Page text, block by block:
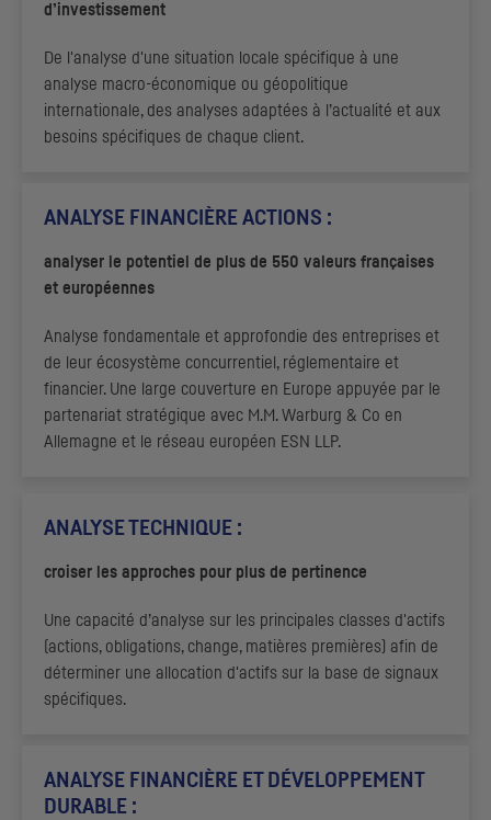
d’investissement
De l'analyse d'une situation locale spécifique à une
analyse macro-économique ou géopolitique
internationale, des analyses adaptées à l’actualité et aux
besoins spécifiques de chaque client.
ANALYSE FINANCIÈRE ACTIONS :
analyser le potentiel de plus de 550 valeurs françaises
et européennes
Analyse fondamentale et approfondie des entreprises et
de leur écosystème concurrentiel, réglementaire et
financier. Une large couverture en Europe appuyée par le
partenariat stratégique avec M.M. Warburg & Co en
Allemagne et le réseau européen ESN LLP.
ANALYSE TECHNIQUE :
croiser les approches pour plus de pertinence
Une capacité d’analyse sur les principales classes d'actifs
(actions, obligations, change, matières premières) afin de
déterminer une allocation d'actifs sur la base de signaux
spécifiques.
ANALYSE FINANCIÈRE ET DÉVELOPPEMENT
DURABLE :